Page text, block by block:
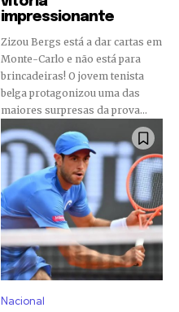
impressionante
Zizou Bergs está a dar cartas em
Monte-Carlo e não está para
brincadeiras! O jovem tenista
belga protagonizou uma das
maiores surpresas da prova...
Nacional